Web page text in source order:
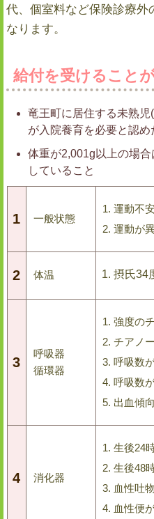
代、個室料など保険診療外
なります。
給付を受けること
竜王町に居住する未熟
が入院養育を必要と認め
体重が2,001g以上の場
していること
1 一般状態
運動不
運動が
2 体温 摂氏34
3
呼吸器
循環器
強度の
チアノ
呼吸数
呼吸数
出血傾
4 消化器
生後24
生後48
血性吐
血性便